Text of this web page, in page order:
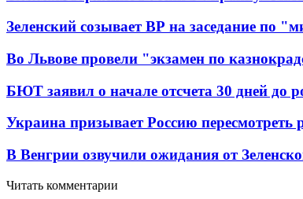
Зеленский созывает ВР на заседание по
Во Львове провели "экзамен по
БЮТ заявил о начале отсчета 30 дней до
Украина призывает Россию
В Венгрии озвучили ожидания от
Читать комментарии